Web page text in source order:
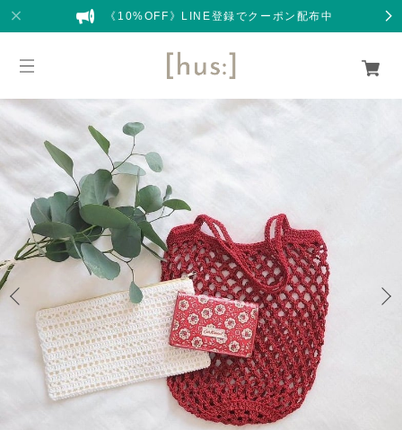
《10%OFF》LINE登録でクーポン配布中